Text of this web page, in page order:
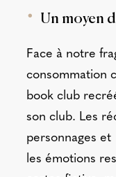
Un moyen
Face à notre
consommation
book club
son club. Les
personnages et
les émotions